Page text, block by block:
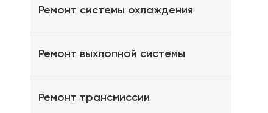
Ремонт системы охлаждения
Ремонт выхлопной системы
Ремонт трансмиссии